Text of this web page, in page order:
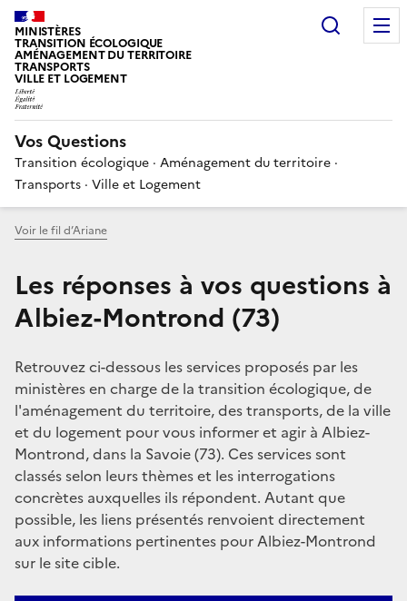
MINISTÈRES
TRANSITION ÉCOLOGIQUE
AMÉNAGEMENT DU TERRITOIRE
TRANSPORTS
VILLE ET LOGEMENT
Vos Questions
Transition écologique · Aménagement du territoire ·
Transports · Ville et Logement
Voir le fil d’Ariane
Les réponses à vos questions à
Albiez-Montrond (73)
Retrouvez ci-dessous les services proposés par les
ministères en charge de la transition écologique, de
l'aménagement du territoire, des transports, de la ville
et du logement pour vous informer et agir à Albiez-
Montrond, dans la Savoie (73). Ces services sont
classés selon leurs thèmes et les interrogations
concrètes auxquelles ils répondent. Autant que
possible, les liens présentés renvoient directement
aux informations pertinentes pour Albiez-Montrond
sur le site cible.